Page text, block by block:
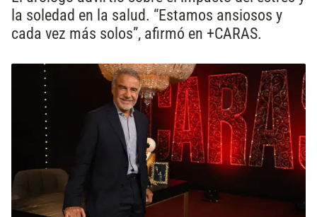
la soledad en la salud. “Estamos ansiosos y
cada vez más solos”, afirmó en +CARAS.